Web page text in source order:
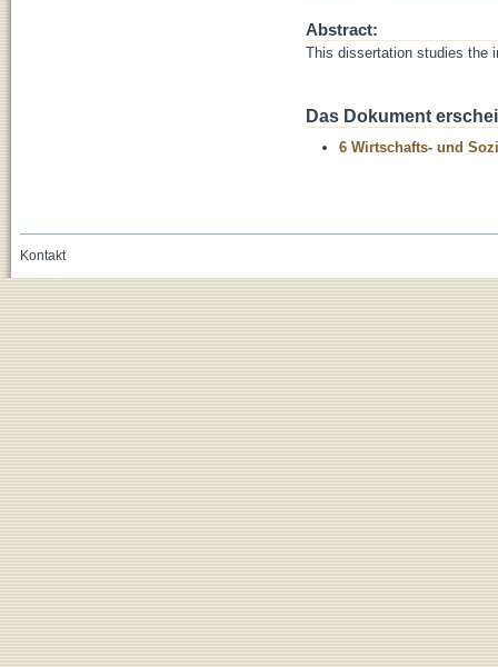
Abstract:
This dissertation studies the
Das Dokument
6 Wirtschafts- und
Kontakt